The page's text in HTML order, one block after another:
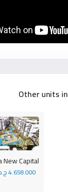
Other units in
New Capital